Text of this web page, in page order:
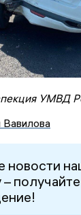
УМВД
Вавилова
новости
получайте